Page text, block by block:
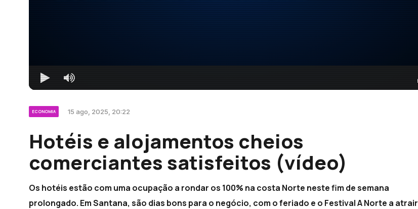
ECONOMIA 15 ago, 2025, 20:22
Hotéis e alojamentos cheios
comerciantes satisfeitos (vídeo)
Os hotéis estão com uma ocupação a rondar os 100% na costa Norte neste fim de semana
prolongado. Em Santana, são dias bons para o negócio, com o feriado e o Festival A Norte a atrair